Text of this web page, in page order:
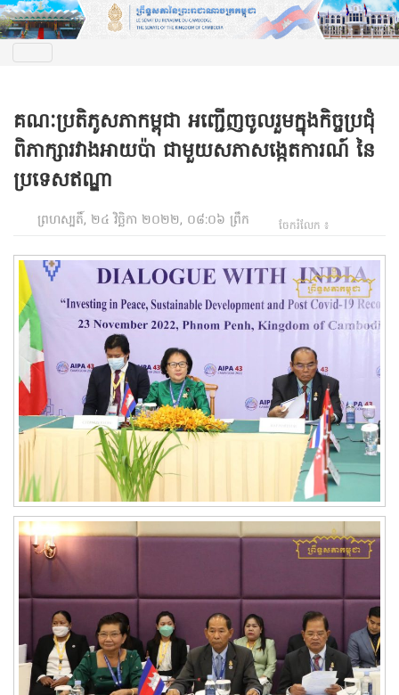
គណៈប្រតិភូសភាកម្ពុជា អញ្ជើញចូលរួមក្នុងកិច្ចប្រជុំ
ពិភាក្សារវាងអាយប៉ា ជាមួយសភាសង្កេតការណ៍ នៃ
ប្រទេសឥណ្ឌា
ព្រហស្បតិ៍, ២៤ វិច្ឆិកា ២០២២, ០៨:០៦ ព្រឹក ចែករំលែក ៖